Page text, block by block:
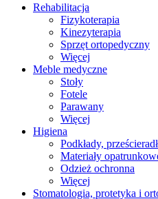
Rehabilitacja
Fizykoterapia
Kinezyterapia
Sprzęt ortopedyczny
Więcej
Meble medyczne
Stoły
Fotele
Parawany
Więcej
Higiena
Podkłady,
Materiały
Odzież ochronna
Więcej
Stomatologia, protetyka i